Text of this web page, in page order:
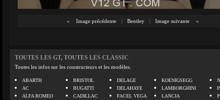
« Image précédente | Bentley | Image suivante »
TOUTES LES GT, TOUTES LES CLASSIC
Toutes les infos sur les constructeurs et les modèles.
ABARTH
AC
ALFA ROMEO
BRISTOL
BUGATTI
CADILLAC
DELAGE
DELAHAYE
FACEL VEGA
KOENIGSEGG
LAMBORGHINI
LANCIA